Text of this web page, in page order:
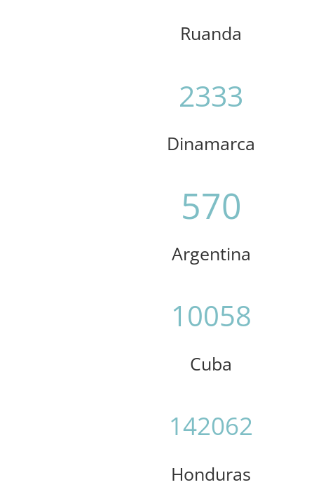
Ruanda
2333
Dinamarca
570
Argentina
10058
Cuba
142062
Honduras